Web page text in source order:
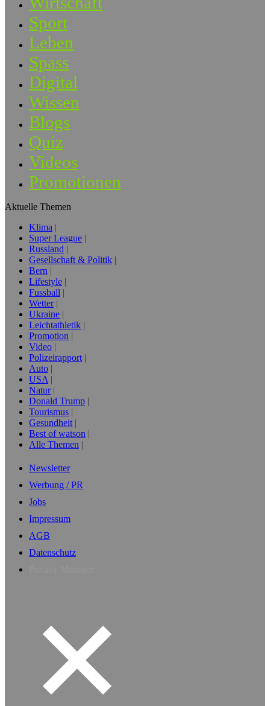
Sport
Leben
Spass
Digital
Wissen
Blogs
Quiz
Videos
Promotionen
Aktuelle Themen
Klima
Super League
Russland
Gesellschaft & Politik
Bern
Lifestyle
Fussball
Wetter
Ukraine
Leichtathletik
Promotion
Video
Polizeirapport
Auto
USA
Natur
Donald Trump
Tourismus
Gesundheit
Best of watson
Alle Themen
Newsletter
Werbung / PR
Jobs
Impressum
AGB
Datenschutz